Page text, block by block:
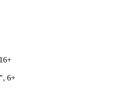
6+